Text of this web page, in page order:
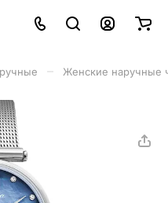
Женские наручные